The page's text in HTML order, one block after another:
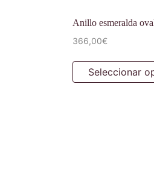
Anillo esmeralda
366,00€
Seleccionar